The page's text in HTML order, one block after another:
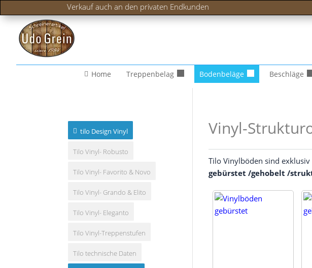
Verkauf auch an den privaten Endkunden
Home Treppenbelag Bodenbeläge Beschläge
Vinyl-
Tilo Vinyl­bö­den sind
gebürs­tet /​geho­belt /​
tilo Design Vinyl
Tilo Vinyl- Robusto
Tilo Vinyl- Favorito & Novo
Tilo Vinyl- Grando & Elito
Tilo Vinyl- Eleganto
Tilo Vinyl-Treppenstufen
Tilo technische Daten